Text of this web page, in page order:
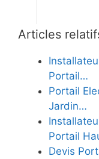
Articles
Portail…
Portail
Jardin…
Portail
Devis